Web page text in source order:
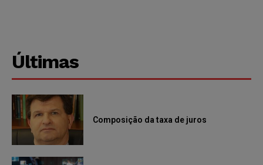
Últimas
Composição da taxa de juros